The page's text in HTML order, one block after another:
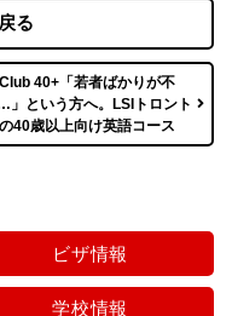
る
Club 40+「若者ばかりが不
」という方へ。LSIトロント
の40歳以上向け英語コース
ビザ情報
学校情報